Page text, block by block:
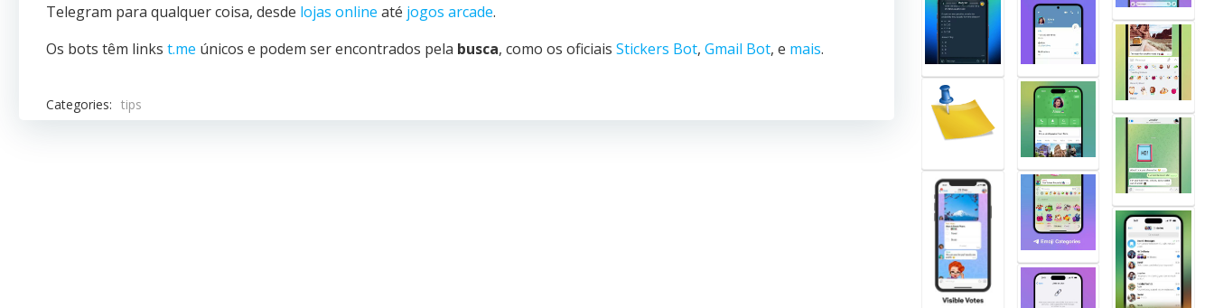
Telegram para qualquer coisa, desde lojas online até jogos arcade.
Os bots têm links t.me únicos e podem ser encontrados pela busca, como os oficiais Stickers Bot, Gmail Bot, e mais.
Categories: tips